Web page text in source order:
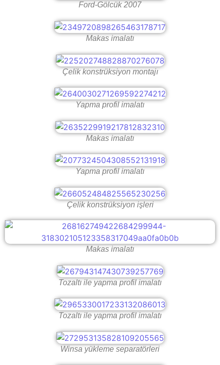
Ford-Gölcük 2007
Makas imalatı
Çelik konstrüksiyon montajı
Yapma profil imalatı
Makas imalatı
Yapma profil imalatı
Çelik konstrüksiyon işleri
Makas imalatı
Tozaltı ile yapma profil imalatı
Tozaltı ile yapma profil imalatı
Winsa yükleme separatörleri